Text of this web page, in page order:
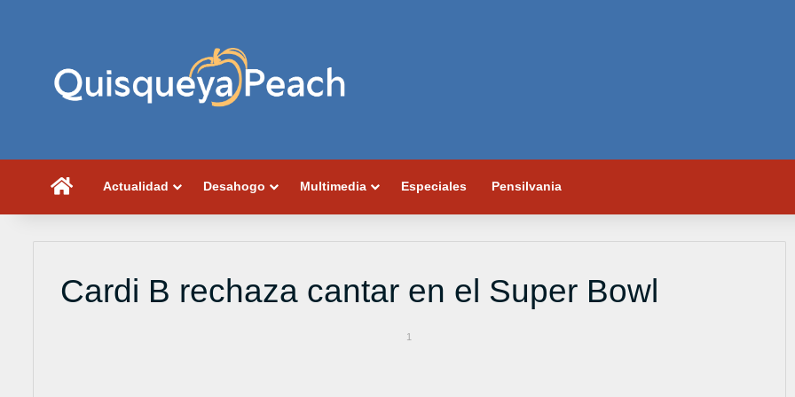
PortadaActualidad Desahogo Multimedia Especiales Pensilvania
Cardi B rechaza cantar en el Super Bowl
1